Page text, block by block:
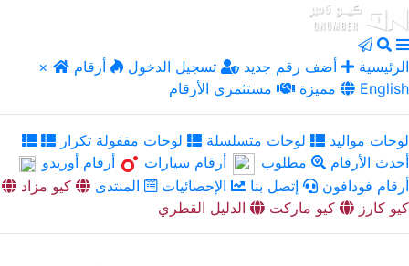
× الرئيسية أضف رقم جديد تسجيل الدخول
أرقام
مميزة
مستثمري الأرقام English
لوحات مواليد لوحات متسلسلة
لوحات مقفولة تكرار
أحدث الأرقام
مطلوب أرقام سيارات
أرقام أوريدو
أرقام فودافون
إتصل بنا الإحصائيات المنتدى
كيو مزاد
كيو كارز
كيو ماركت الدليل القطري